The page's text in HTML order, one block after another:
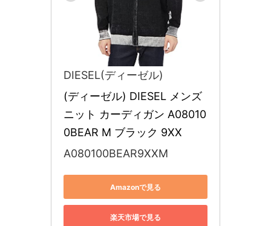
DIESEL(ディーゼル)
(ディーゼル) DIESEL メンズ
ニット カーディガン A08010
0BEAR M ブラック 9XX
A080100BEAR9XXM
Amazonで見る
楽天市場で見る